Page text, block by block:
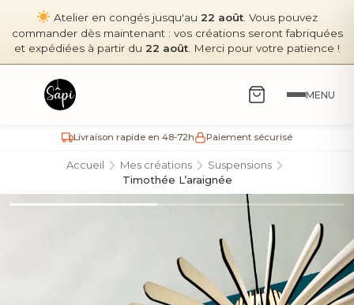
Atelier en congés jusqu'au 22 août . Vous pouvez
commander dès maintenant : vos créations seront fabriquées
et expédiées à partir du 22 août . Merci pour votre patience !
MENU
Livraison rapide en 48-72h Paiement sécurisé
Accueil Mes créations
Suspensions
Timothée L’araignée